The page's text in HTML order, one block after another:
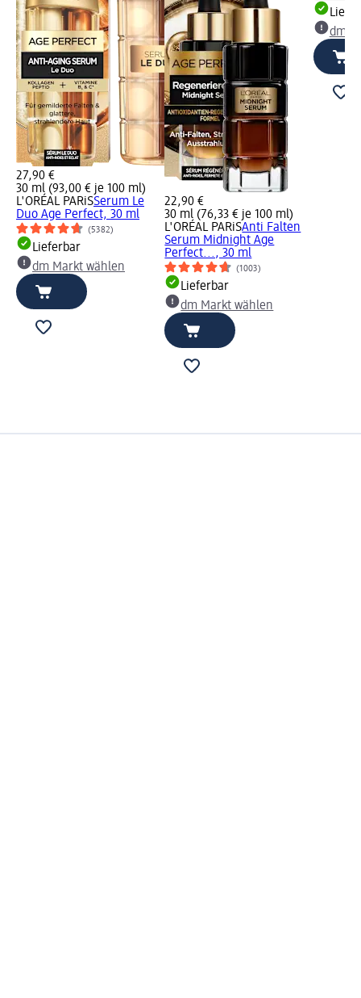
27,90 €
30 ml (93,00 € je 100 ml)
L'ORÉAL PARiSSerum Le
Duo Age Perfect, 30 ml
(5382)
Lieferbar
dm Markt wählen
22,90 €
30 ml (76,33 € je 100 ml)
L'ORÉAL PARiSAnti Falten
Serum Midnight Age
Perfect..., 30 ml
(1003)
Lieferbar
dm Markt wählen
dm